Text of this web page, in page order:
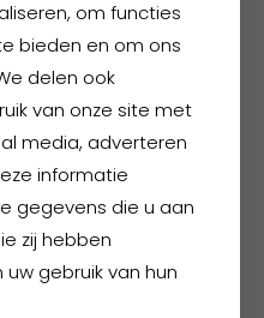
om functies
bieden en om ons
delen ook
van onze site met
media, adverteren
informatie
gegevens die u aan
zij hebben
gebruik van hun